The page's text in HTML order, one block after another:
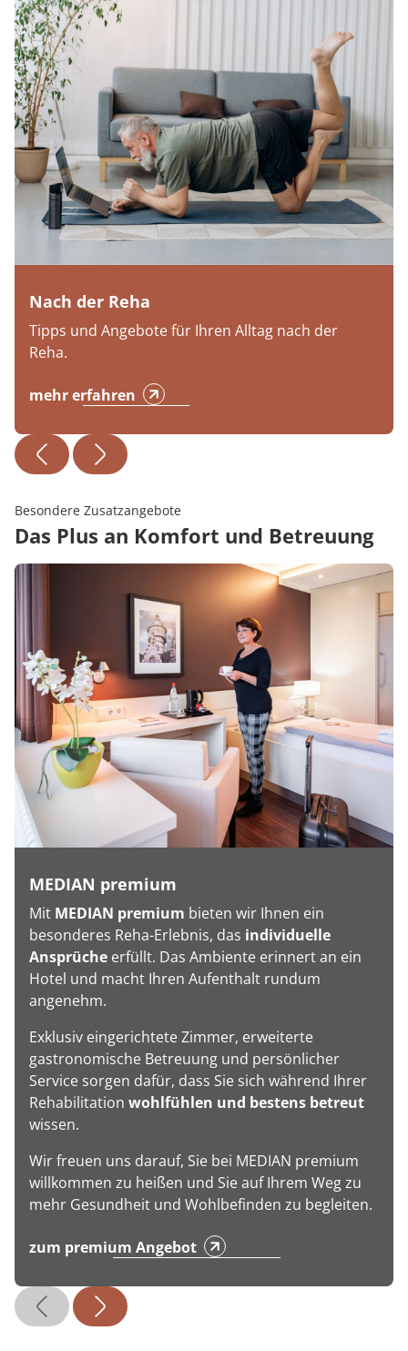
Nach der Reha
Tipps und Angebote für Ihren Alltag nach der
Reha.
mehr erfahren
Besondere Zusatzangebote
Das Plus an Komfort und Betreuung
MEDIAN premium
Mit MEDIAN premium bieten wir Ihnen ein
besonderes Reha-Erlebnis, das individuelle
Ansprüche erfüllt. Das Ambiente erinnert an ein
Hotel und macht Ihren Aufenthalt rundum
angenehm.
Exklusiv eingerichtete Zimmer, erweiterte
gastronomische Betreuung und persönlicher
Service sorgen dafür, dass Sie sich während Ihrer
Rehabilitation wohlfühlen und bestens betreut
wissen.
Wir freuen uns darauf, Sie bei MEDIAN premium
willkommen zu heißen und Sie auf Ihrem Weg zu
mehr Gesundheit und Wohlbefinden zu begleiten.
zum premium Angebot